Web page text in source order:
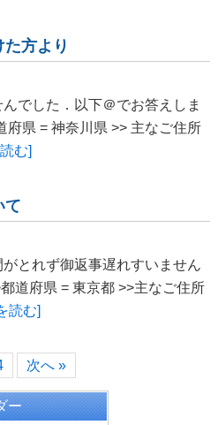
方より
でした．以下＠でお答えしま
府県 = 神奈川県 >> 主なご住所
む]
て
とれず御返事遅れすいません
道府県 = 東京都 >>主なご住所
読む]
次へ »
ー